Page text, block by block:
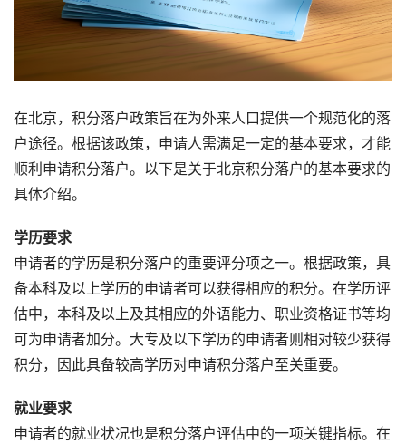
在北京，积分落户政策旨在为外来人口提供一个规范化的落
户途径。根据该政策，申请人需满足一定的基本要求，才能
顺利申请积分落户。以下是关于北京积分落户的基本要求的
具体介绍。
学历要求
申请者的学历是积分落户的重要评分项之一。根据政策，具
备本科及以上学历的申请者可以获得相应的积分。在学历评
估中，本科及以上及其相应的外语能力、职业资格证书等均
可为申请者加分。大专及以下学历的申请者则相对较少获得
积分，因此具备较高学历对申请积分落户至关重要。
就业要求
申请者的就业状况也是积分落户评估中的一项关键指标。在